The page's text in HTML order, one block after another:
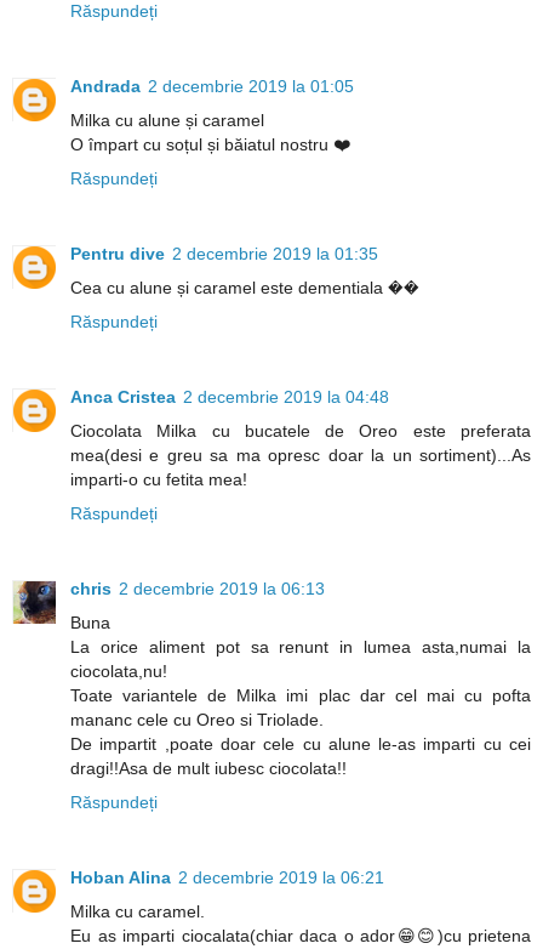
Răspundeți
Andrada 2 decembrie 2019 la 01:05
Milka cu alune și caramel
O împart cu soțul și băiatul nostru ❤️
Răspundeți
Pentru dive 2 decembrie 2019 la 01:35
Cea cu alune și caramel este dementiala ��
Răspundeți
Anca Cristea 2 decembrie 2019 la 04:48
Ciocolata Milka cu bucatele de Oreo este preferata
mea(desi e greu sa ma opresc doar la un sortiment)...As
imparti-o cu fetita mea!
Răspundeți
chris 2 decembrie 2019 la 06:13
Buna
La orice aliment pot sa renunt in lumea asta,numai la
ciocolata,nu!
Toate variantele de Milka imi plac dar cel mai cu pofta
mananc cele cu Oreo si Triolade.
De impartit ,poate doar cele cu alune le-as imparti cu cei
dragi!!Asa de mult iubesc ciocolata!!
Răspundeți
Hoban Alina 2 decembrie 2019 la 06:21
Milka cu caramel.
Eu as imparti ciocalata(chiar daca o ador😁😊)cu prietena